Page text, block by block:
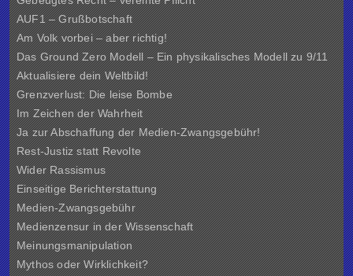
AUF1 – Grußbotschaft
Am Volk vorbei – aber richtig!
Das Ground Zero Modell – Ein physikalisches Modell zu 9/11
Aktualisiere dein Weltbild!
Grenzverlust: Die leise Bombe
Im Zeichen der Wahrheit
Ja zur Abschaffung der Medien-Zwangsgebühr!
Rest-Justiz statt Revolte
Wider Rassismus
Einseitige Berichterstattung
Medien-Zwangsgebühr
Medienzensur in der Wissenschaft
Meinungsmanipulation
Mythos oder Wirklichkeit?